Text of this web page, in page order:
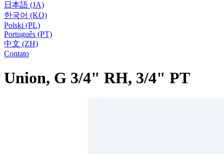
日本語 (JA)
한국어 (KO)
Polski (PL)
Português (PT)
中文 (ZH)
Contato
Union, G 3/4" RH, 3/4" PT